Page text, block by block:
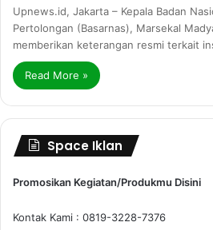
Upnews.id, Jakarta – Kepala Badan
Pertolongan (Basarnas), Marsekal
memberikan keterangan resmi terkait
Read More »
Space Iklan
Promosikan Kegiatan/Produkmu Disini
Kontak Kami : 0819-3228-7376